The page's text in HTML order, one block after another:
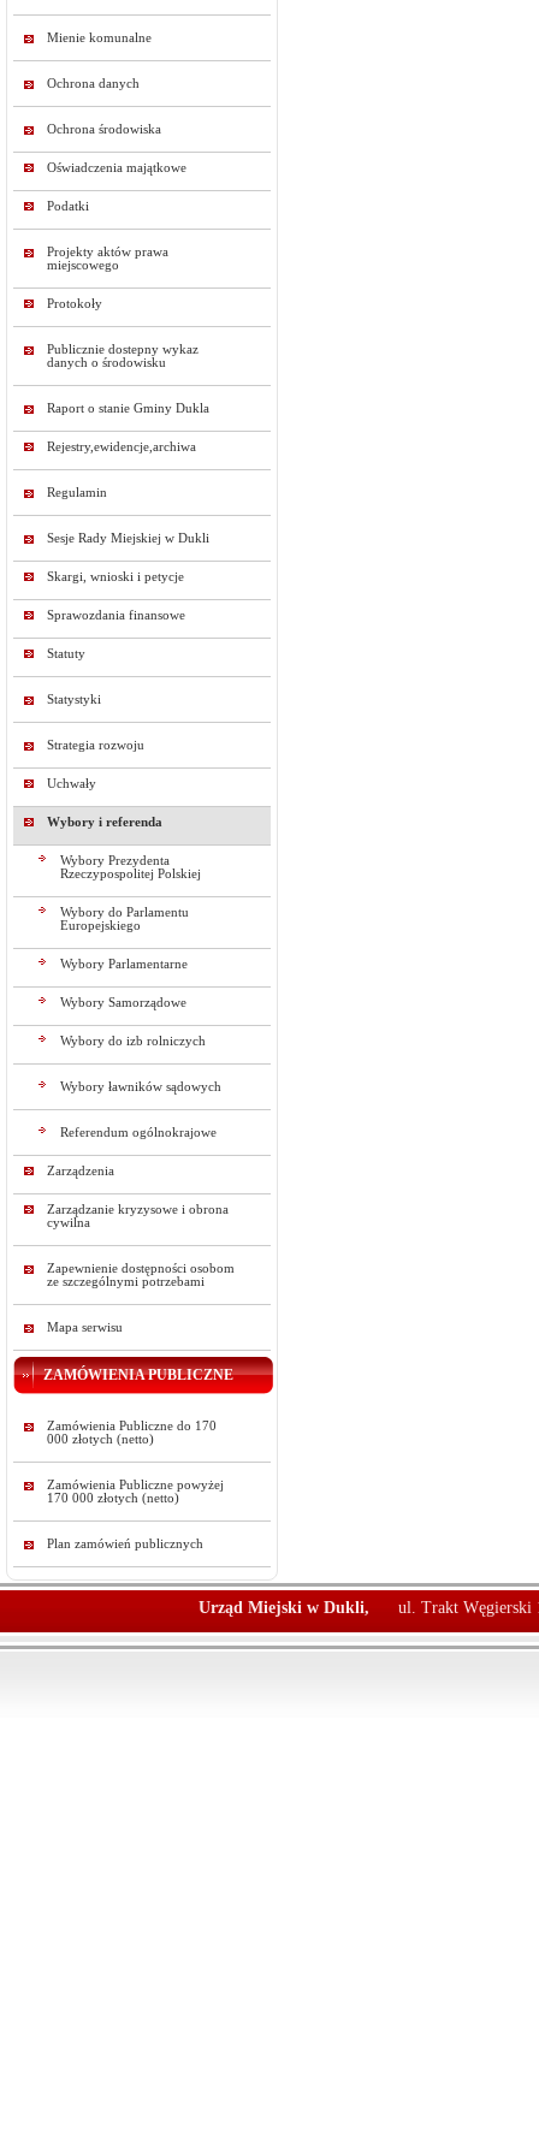
Mienie komunalne
Ochrona danych
Ochrona środowiska
Oświadczenia majątkowe
Podatki
Projekty aktów prawa
miejscowego
Protokoły
Publicznie dostepny wykaz
danych o środowisku
Raport o stanie Gminy Dukla
Rejestry,ewidencje,archiwa
Regulamin
Sesje Rady Miejskiej w Dukli
Skargi, wnioski i petycje
Sprawozdania finansowe
Statuty
Statystyki
Strategia rozwoju
Uchwały
Wybory i referenda
Wybory Prezydenta
Rzeczypospolitej Polskiej
Wybory do Parlamentu
Europejskiego
Wybory Parlamentarne
Wybory Samorządowe
Wybory do izb rolniczych
Wybory ławników sądowych
Referendum ogólnokrajowe
Zarządzenia
Zarządzanie kryzysowe i obrona
cywilna
Zapewnienie dostępności osobom
ze szczególnymi potrzebami
Mapa serwisu
ZAMÓWIENIA PUBLICZNE
Zamówienia Publiczne do 170
000 złotych (netto)
Zamówienia Publiczne powyżej
170 000 złotych (netto)
Plan zamówień publicznych
Urząd Miejski w Dukli, ul. Trakt Węgierski